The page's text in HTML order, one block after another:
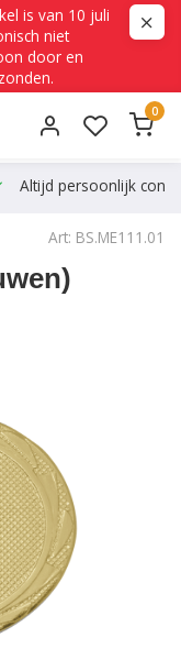
is van 10 juli
niet
door en
0
Altijd persoonlijk
Art: BS.ME111.01